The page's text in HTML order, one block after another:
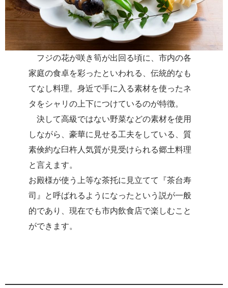
フジの花が咲き筍が出回る頃に、市内の各
家庭の食卓を彩ったといわれる、伝統的なも
てなし料理。身近で手に入る素材を使ったネ
タをシャリの上下につけているのが特徴。
決して高級ではない野菜などの素材を使用
しながら、豪華に見せる工夫をしている、質
素倹約な臼杵人気質が見受けられる郷土料理
と言えます。
お殿様が使う上等な茶托に見立てて『茶台寿
司』と呼ばれるようになったという説が一般
的であり、現在でも市内飲食店で楽しむこと
ができます。